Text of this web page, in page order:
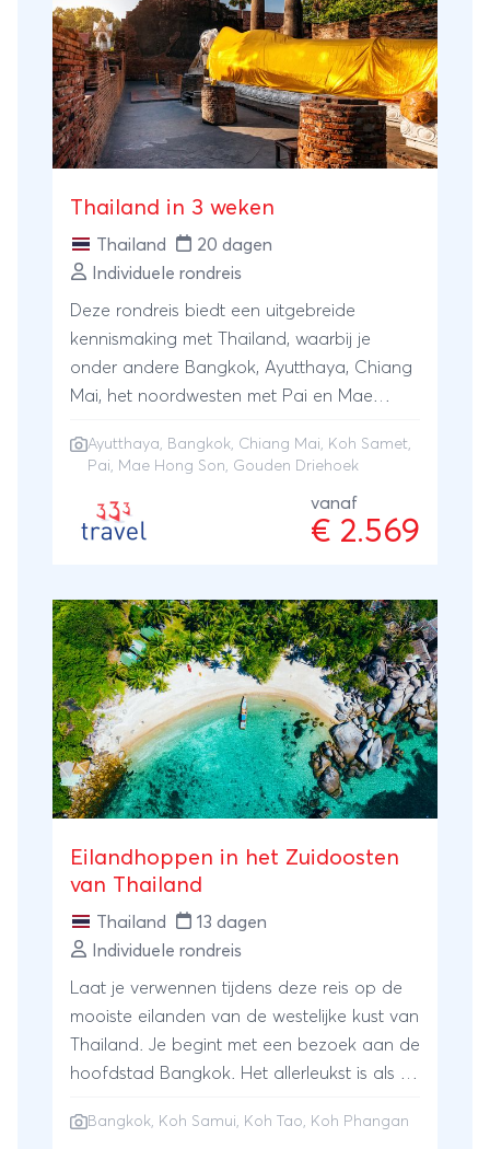
daagse rondreis dwars door Thailand is rijk
en onvergetelijk. Een reis die naar meer
doet smaken....
Thailand in 3 weken
Thailand
20 dagen
Individuele rondreis
Deze rondreis biedt een uitgebreide
kennismaking met Thailand, waarbij je
onder andere Bangkok, Ayutthaya, Chiang
Mai, het noordwesten met Pai en Mae
bezoekt. Tenslotte geniet je van een
Ayutthaya, Bangkok, Chiang Mai, Koh Samet,
Pai, Mae Hong Son, Gouden Driehoek
vanaf
€ 2.569
Eilandhoppen in het Zuidoosten
van Thailand
Thailand
13 dagen
Individuele rondreis
Laat je verwennen tijdens deze reis op de
mooiste eilanden van de westelijke kust van
Thailand. Je begint met een bezoek aan de
hoofdstad Bangkok. Het allerleukst is als je
van deze metropool, kun je rustig genieten
Bangkok, Koh Samui, Koh Tao, Koh Phangan